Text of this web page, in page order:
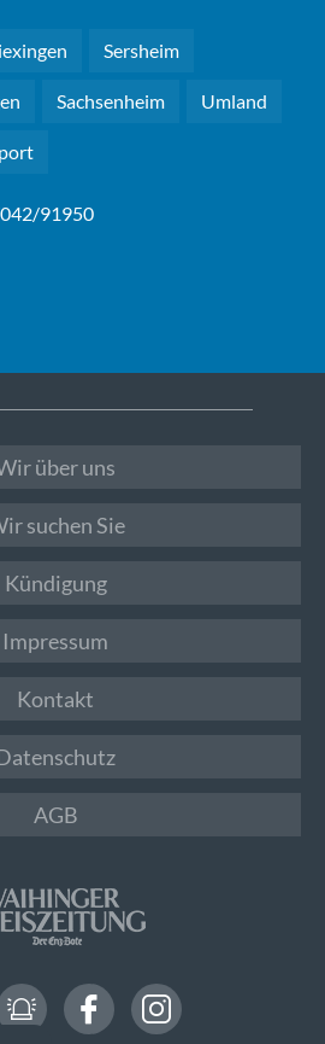
Sersheim
Sachsenheim Umland
91950
über uns
suchen Sie
Kündigung
Impressum
Kontakt
AGB